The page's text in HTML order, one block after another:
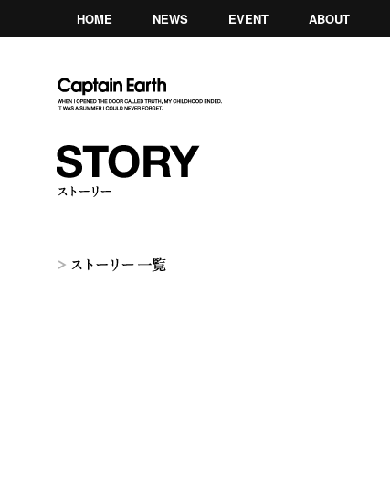
HOME NEWS EVENT ABOUT